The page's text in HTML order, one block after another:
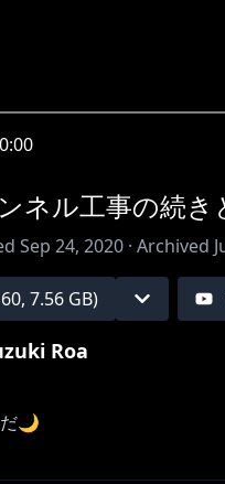
ネル工事の続き
Sep 24, 2020 · Archived
60, 7.56 GB)
Roa
🌙
イス-9月-🎑